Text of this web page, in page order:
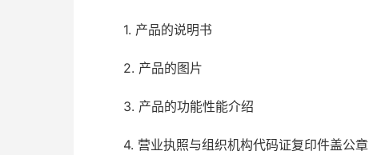
1. 产品的说明书
2. 产品的图片
3. 产品的功能性能介绍
4. 营业执照与组织机构代码证复印件盖公章